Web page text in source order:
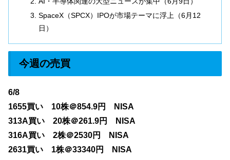
SpaceX（SPCX）IPOが市場テーマに浮上（6月12
日）
今週の売買
6/8
1655買い 10株＠854.9円 NISA
313A買い 20株＠261.9円 NISA
316A買い 2株＠2530円 NISA
2631買い 1株＠33340円 NISA